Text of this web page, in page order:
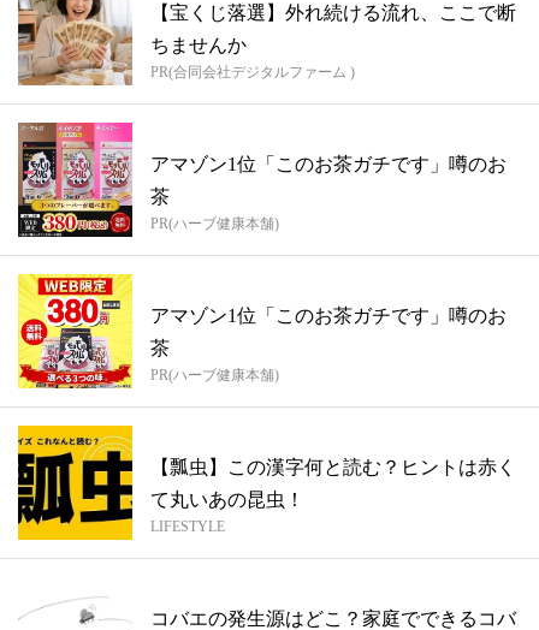
【宝くじ落選】外れ続ける流れ、ここで断
ちませんか
PR(合同会社デジタルファーム )
アマゾン1位「このお茶ガチです」噂のお
茶
PR(ハーブ健康本舗)
アマゾン1位「このお茶ガチです」噂のお
茶
PR(ハーブ健康本舗)
【瓢虫】この漢字何と読む？ヒントは赤く
て丸いあの昆虫！
LIFESTYLE
コバエの発生源はどこ？家庭でできるコバ